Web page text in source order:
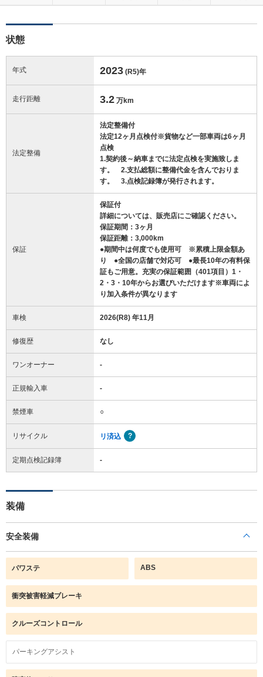
状態
年式 2023 (R5)年
走行距離 3.2 万km
法定整備
法定整備付
法定12ヶ月点検付※貨物など一部車両は6ヶ月
点検
1.契約後～納車までに法定点検を実施致しま
す。 2.支払総額に整備代金を含んでおりま
す。 3.点検記録簿が発行されます。
保証
保証付
詳細については、販売店にご確認ください。
保証期間：3ヶ月
保証距離：3,000km
●期間中は何度でも使用可 ※累積上限金額あ
り ●全国の店舗で対応可 ●最長10年の有料保
証もご用意。充実の保証範囲（401項目）1・
2・3・10年からお選びいただけます※車両によ
り加入条件が異なります
車検 2026(R8) 年11月
修復歴 なし
ワンオーナー -
正規輸入車 -
禁煙車 ○
リサイクル リ済込
定期点検記録簿 -
装備
安全装備
パワステ ABS
衝突被害軽減ブレーキ
クルーズコントロール
パーキングアシスト